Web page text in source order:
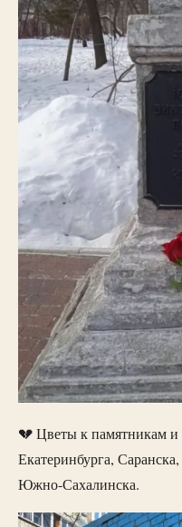
💔 Цветы к памятникам и
Екатеринбурга,
Южно-Сахалинска.